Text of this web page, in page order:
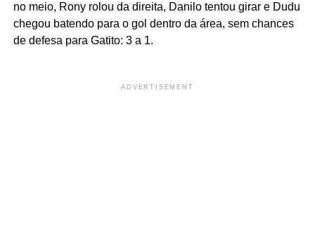
no meio, Rony rolou da direita, Danilo tentou girar e Dudu
chegou batendo para o gol dentro da área, sem chances
de defesa para Gatito: 3 a 1.
ADVERTISEMENT